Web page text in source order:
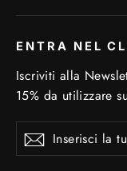
ENTRA NEL
Iscriviti alla
15% da utilizzare
Iscriviti